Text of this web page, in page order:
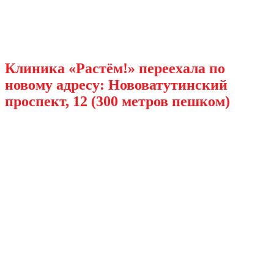
Клиника «Растём!» переехала по
новому адресу: Нововатутинский
проспект, 12 (300 метров пешком)